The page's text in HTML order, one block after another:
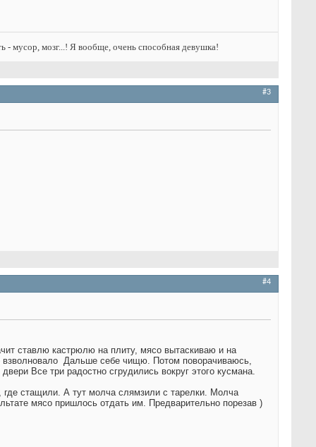
- мусор, мозг...! Я вообще, очень способная девушка!
#3
#4
ставлю кастрюлю на плиту, мясо вытаскиваю и на
Дальше себе чищю. Потом поворачиваюсь,
двери Все три радостно сгрудились вокруг этого кусмана.
стащили. А тут молча слямзили с тарелки. Молча
мясо пришлось отдать им. Предварительно порезав )